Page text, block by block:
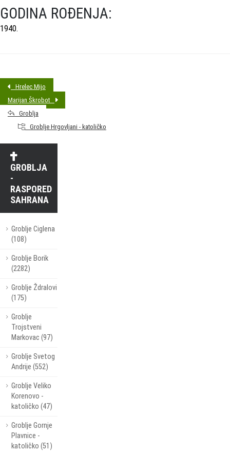
GODINA ROĐENJA:
1940.
Hrelec Mijo
Marijan Škrobot
Groblja
Groblje Hrgovljani - katoličko
GROBLJA
-
RASPORED
SAHRANA
Groblje Ciglena
(108)
Groblje Borik
(2282)
Groblje Ždralovi
(175)
Groblje
Trojstveni
Markovac (97)
Groblje Svetog
Andrije (552)
Groblje Veliko
Korenovo -
katoličko (47)
Groblje Gornje
Plavnice -
katoličko (51)